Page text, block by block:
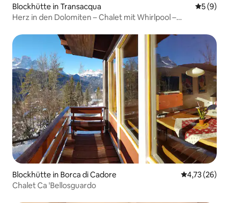
Blockhütte in Transacqua
5 (9)
Herz in den Dolomiten – Chalet mit Whirlpool –
Blockhütte in Borca di Cadore
4,73 (26)
Chalet Ca 'Bellosguardo